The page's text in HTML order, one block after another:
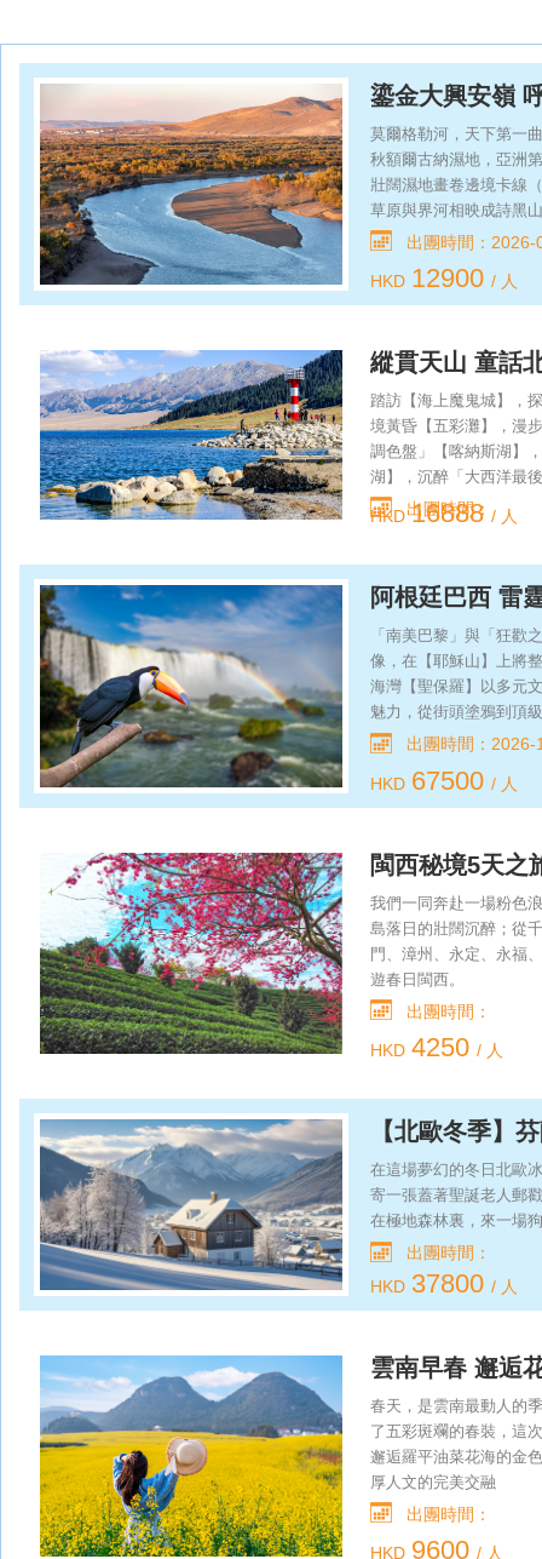
鎏金大興安嶺
莫爾格勒河，天下第一
秋額爾古納濕地，亞洲
壯闊濕地畫卷邊境卡線
草原與界河相映成詩黑
燃北疆狂歡時光黑山頭
楞浪漫莫爾道嘎森林，
畫廊北極村，中國最北
出團時間：2026-
HKD 12900/ 人
縱貫天山 童話
踏訪【海上魔鬼城】，
境黃昏【五彩灘】，漫
調色盤」【喀納斯湖】
湖】，沉醉「大西洋最
地公園】，觀賞「天馬
峽谷】，打卡鱷魚灣自
流的交響探訪【獨山子
出團時間：
HKD 16888/ 人
阿根廷巴西 雷
「南美巴黎」與「狂歡
像，在【耶穌山】上將
海灣【聖保羅】以多元
魅力，從街頭塗鴉到頂
【蝙蝠俠胡同】，這條
特別安排在巴西和阿根
升機360°無死角探查伊
出團時間：2026-
HKD 67500/ 人
閩西秘境5天之
我們一同奔赴一場粉色
島落日的壯闊沉醉；從
門、漳州、永定、永福
遊春日閩西。
出團時間：
HKD 4250/ 人
【北歐冬季】
在這場夢幻的冬日北歐
寄一張蓋著聖誕老人郵
在極地森林裏，來一場
出團時間：
HKD 37800/ 人
雲南早春 邂逅
春天，是雲南最動人的
了五彩斑斕的春裝，這
邂逅羅平油菜花海的金
厚人文的完美交融
出團時間：
HKD 9600/ 人